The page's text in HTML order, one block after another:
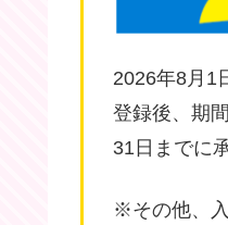
2026年8月1
登録後、期
31日までに
※その他、